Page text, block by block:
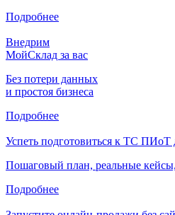
Подробнее
Внедрим
МойСклад за вас
Без потери данных
и простоя бизнеса
Подробнее
Успеть подготовиться к ТС ПИоТ
Пошаговый план, реальные
Подробнее